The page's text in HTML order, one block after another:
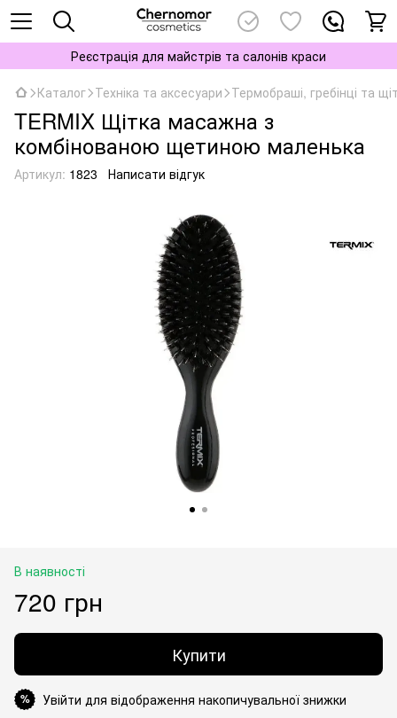
Реєстрація для майстрів та салонів краси
Каталог Техніка та аксесуари Термобраші, гребінці та
TERMIX Щітка масажна з
комбінованою щетиною маленька
Артикул: 1823 Написати відгук
В наявності
720 грн
Купити
% Увійти для відображення накопичувальної знижки